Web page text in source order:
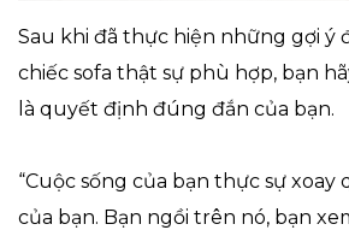
Sau khi đã thực hiện những gợi ý
chiếc sofa thật sự phù hợp, bạn
là quyết định đúng đắn của bạn.
“Cuộc sống của bạn thực sự xoay
của bạn. Bạn ngồi trên nó, bạn